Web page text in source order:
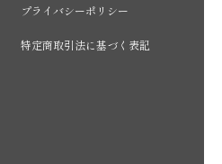
プライバシーポリシー
特定商取引法に基づく表記